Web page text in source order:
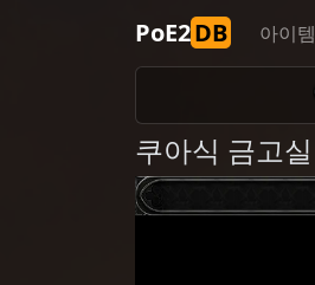
PoE2DB 아이템
쿠아식 금고실